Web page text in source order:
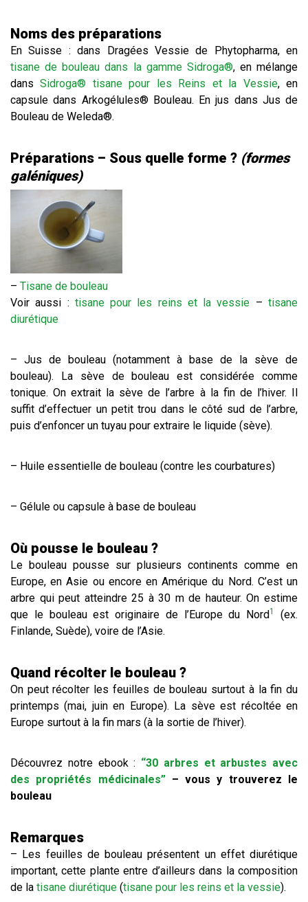
Noms des préparations
En Suisse : dans Dragées Vessie de Phytopharma, en
tisane de bouleau dans la gamme Sidroga®, en mélange
dansSidroga® tisane pour les Reins et la Vessie, en
capsule dans Arkogélules® Bouleau. En jus dans Jus de
Bouleau de Weleda®.
Préparations – Sous quelle forme ? (formes
galéniques)
– Tisane de bouleau
Voir aussi : tisane pour les reins et la vessie –tisane
diurétique
– Jus de bouleau (notamment à base de la sève de
bouleau). La sève de bouleau est considérée comme
tonique. On extrait la sève de l’arbre à la fin de l’hiver. Il
suffit d’effectuer un petit trou dans le côté sud de l’arbre,
puis d’enfoncer un tuyau pour extraire le liquide (sève).
– Huile essentielle de bouleau (contre les courbatures)
– Gélule ou capsule à base de bouleau
Où pousse le bouleau ?
Le bouleau pousse sur plusieurs continents comme en
Europe, en Asie ou encore en Amérique du Nord. C’est un
arbre qui peut atteindre 25 à 30 m de hauteur. On estime
que le bouleau est originaire de l’Europe du Nord1
(ex.
Finlande, Suède), voire de l’Asie.
Quand récolter le bouleau ?
On peut récolter les feuilles de bouleau surtout à la fin du
printemps (mai, juin en Europe). La sève est récoltée en
Europe surtout à la fin mars (à la sortie de l’hiver).
Découvrez notre ebook : “30 arbres et arbustes avec
des propriétés médicinales”– vous y trouverez le
bouleau
Remarques
– Les feuilles de bouleau présentent un effet diurétique
important, cette plante entre d’ailleurs dans la composition
de la tisane diurétique (tisane pour les reins et la vessie).